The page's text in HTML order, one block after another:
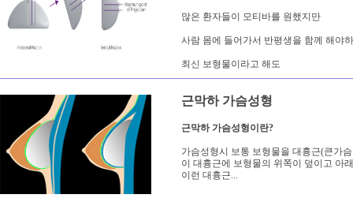
많은 환자들이 모티바를 원했지만
사람 몸에 들어가서 반평생을 함께 해야
최신 보형물이라고 해도
근막하 가슴성형
근막하 가슴성형이란?
가슴성형시 보통 보형물을 대흉근(큰가
이 대흉근에 보형물의 위쪽이 덮이고 아
이런 대흉근...